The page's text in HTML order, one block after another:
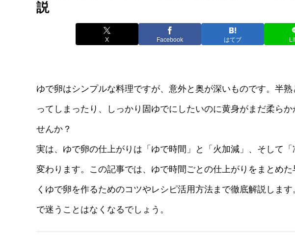
説
X Facebook はてブ
ゆで卵はシンプルな料理ですが、意外と奥が深いものです。半
ってしまったり、しっかり固ゆでにしたいのに黄身がまだ柔ら
せんか？
実は、ゆで卵の仕上がりは「ゆで時間」と「火加減」、そして
変わります。この記事では、ゆで時間ごとの仕上がりをまとめ
くゆで卵を作るためのコツやレシピ活用方法まで徹底解説しま
で迷うことはなくなるでしょう。